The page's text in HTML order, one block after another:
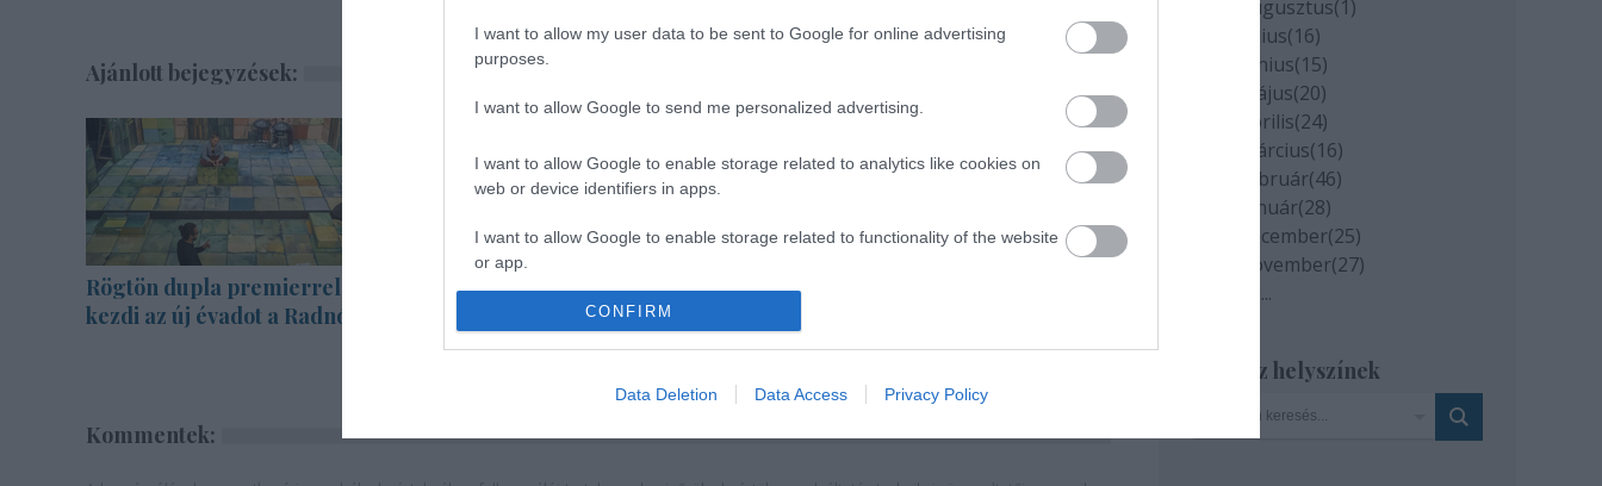
I want to allow my user data to be sent to Google for online advertising
purposes.
I want to allow Google to send me personalized advertising.
I want to allow Google to enable storage related to analytics like cookies on
web or device identifiers in apps.
I want to allow Google to enable storage related to functionality of the website
or app.
I want to allow Google to enable storage related to personalization.
authentication functionality and fraud prevention, and other user protection.
CONFIRM
Data Deletion Data Access Privacy Policy
Ajánlott bejegyzések:
Rögtön dupla premierrel
kezdi az új évadot a Radnóti
Bartók dallamok jazz-
zenekarral és tánccal
A jövő évadra kilenc
Vígszínház
Kommentek:
2020 augusztus(1)
2020 július(16)
2020 június(15)
2020 május(20)
2020 április(24)
2020 március(16)
2020 február(46)
2020 január(28)
2019 december(25)
2019 november(27)
...
Szinház helyszínek